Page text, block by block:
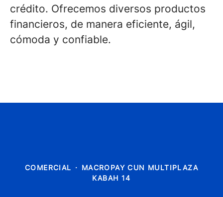
crédito. Ofrecemos diversos productos
financieros, de manera eficiente, ágil,
cómoda y confiable.
COMERCIAL · MACROPAY CUN MULTIPLAZA
KABAH 14